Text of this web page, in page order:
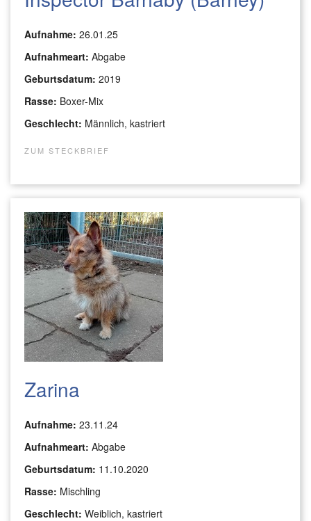
Aufnahme: 26.01.25
Aufnahmeart: Abgabe
Geburtsdatum: 2019
Rasse: Boxer-Mix
Geschlecht: Männlich, kastriert
ZUM STECKBRIEF
Zarina
Aufnahme: 23.11.24
Aufnahmeart: Abgabe
Geburtsdatum: 11.10.2020
Rasse: Mischling
Geschlecht: Weiblich, kastriert